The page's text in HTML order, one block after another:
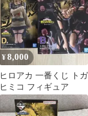
¥8,000
ヒロアカ 一番くじ トガ
ヒミコ フィギュア